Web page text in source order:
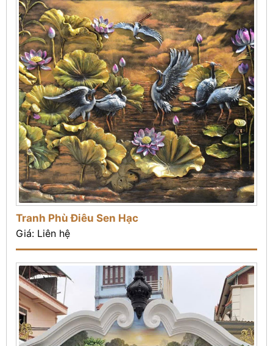
Tranh Phù Điêu Sen Hạc
Giá: Liên hệ